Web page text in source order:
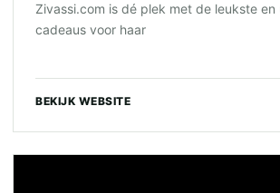
Zivassi.com is dé plek met de leukste en
cadeaus voor haar
BEKIJK WEBSITE